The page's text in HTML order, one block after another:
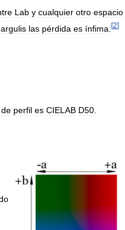
Lab y cualquier otro espacio
las pérdida es ínfima [2]
de perfil es CIELAB D50